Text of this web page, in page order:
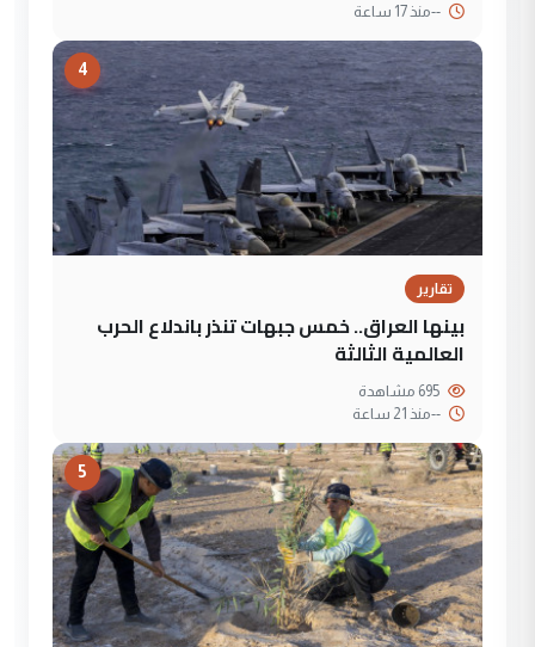
--منذ 17 ساعة
4
تقارير
بينها العراق.. خمس جبهات تنذر باندلاع الحرب
العالمية الثالثة
--منذ 21 ساعة
5